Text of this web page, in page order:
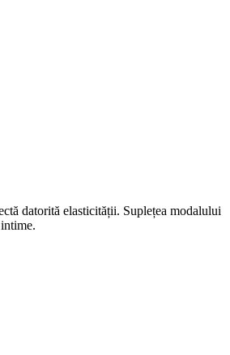
datorită elasticității. Suplețea modalului